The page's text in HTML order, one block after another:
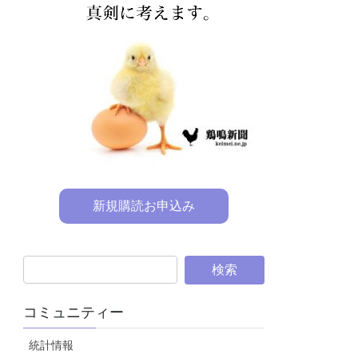
新規購読お申込み
コミュニティー
統計情報